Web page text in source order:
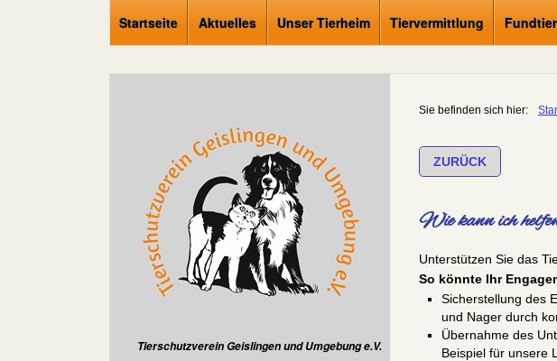
Startseite Aktuelles Unser Tierheim Tiervermittlung
Tierschutzverein Geislingen und Umgebung e.V.
Sie befinden sich hier:
ZURÜCK
Wie kann ich
Unterstützen Sie das
So könnte Ihr
Sicherstellung des
und Nager durch
Übernahme des
Beispiel für unsere